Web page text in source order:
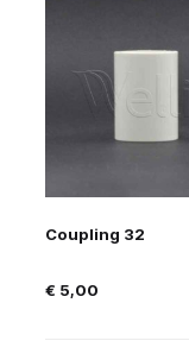
Coupling 32
€ 5,00